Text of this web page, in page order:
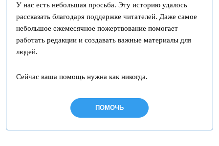
У нас есть небольшая просьба. Эту историю удалось
рассказать благодаря поддержке читателей. Даже самое
небольшое ежемесячное пожертвование помогает
работать редакции и создавать важные материалы для
людей.
Сейчас ваша помощь нужна как никогда.
ПОМОЧЬ